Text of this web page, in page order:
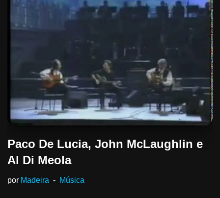
Paco De Lucia, John McLaughlin e
Al Di Meola
por Madeira Música